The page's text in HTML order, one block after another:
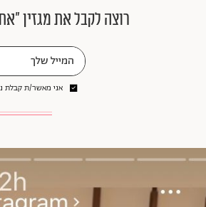
רוצה לקבל את מגזין
אני מאשר/ת קבלת